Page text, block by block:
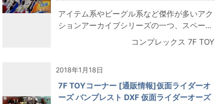
アイテム系やビーグル系など傑作が多いアク
ションアーカイブシリーズの一つ、スペー...
コンプレックス 7F TOY
2018年1月18日
7F TOYコーナー [通販情報]仮面ライダーオ
ーズ バンプレスト DXF 仮面ライダーオーズ